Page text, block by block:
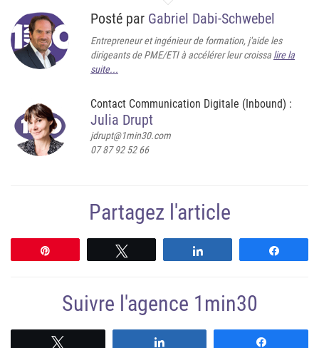
Posté par Gabriel Dabi-Schwebel
Entrepreneur et ingénieur de formation, j'aide les
dirigeants de PME/ETI à accélérer leur croissa lire la
suite...
Contact Communication Digitale (Inbound) :
Julia Drupt
jdrupt@1min30.com
07 87 92 52 66
Partagez l'article
Suivre l'agence 1min30